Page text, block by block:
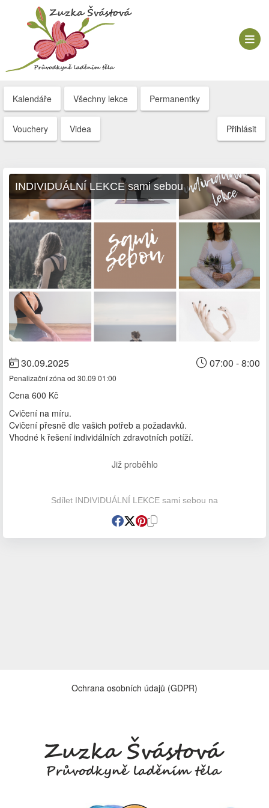
Kalendáře Všechny lekce Permanentky
Vouchery Videa Přihlásit
INDIVIDUÁLNÍ LEKCE sami sebou
30.09.2025 07:00 - 8:00
Penalizační zóna od 30.09 01:00
Cena 600 Kč
Cvičení na míru.
Cvičení přesně dle vašich potřeb a požadavků.
Vhodné k řešení individálních zdravotních potíží.
Již proběhlo
Sdílet INDIVIDUÁLNÍ LEKCE sami sebou na
Ochrana osobních údajů (GDPR)